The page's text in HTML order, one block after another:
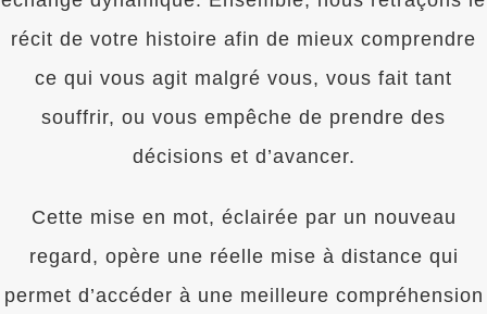
récit de votre histoire afin de mieux comprendre
ce qui vous agit malgré vous, vous fait tant
souffrir, ou vous empêche de prendre des
décisions et d’avancer.
Cette mise en mot, éclairée par un nouveau
regard, opère une réelle mise à distance qui
permet d’accéder à une meilleure compréhension